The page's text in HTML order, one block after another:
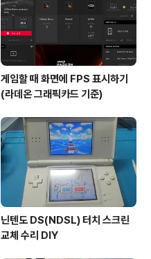
게임할 때 화면에 FPS 표시하기
(라데온 그래픽카드 기준)
닌텐도 DS(NDSL) 터치 스크린
교체 수리 DIY